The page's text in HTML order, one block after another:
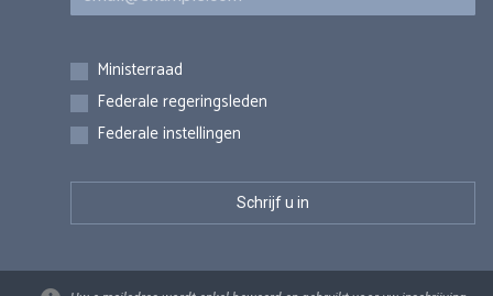
Inschrijvingen
Ministerraad
Federale regeringsleden
Federale instellingen